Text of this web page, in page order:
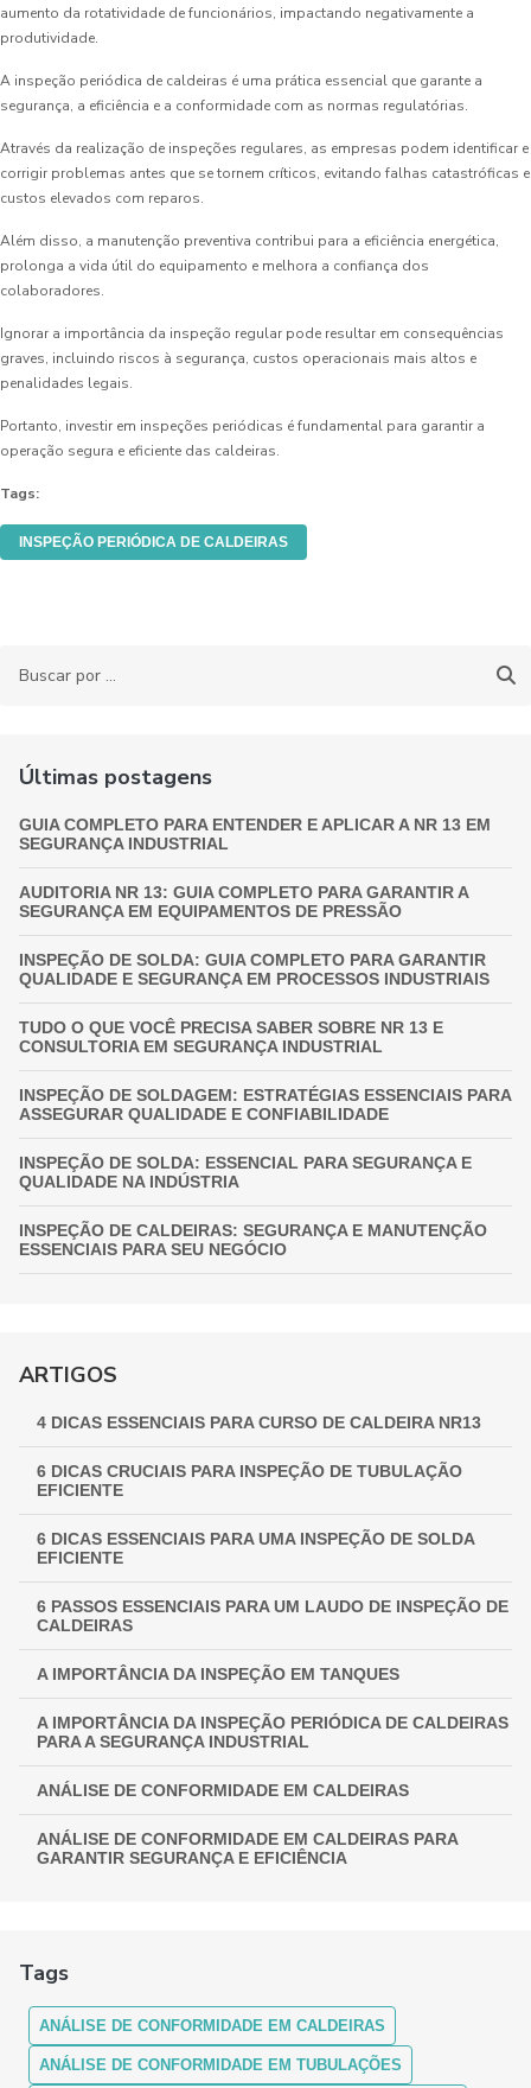
aumento da rotatividade de funcionários, impactando negativamente a
produtividade.
A inspeção periódica de caldeiras é uma prática essencial que garante a
segurança, a eficiência e a conformidade com as normas regulatórias.
Através da realização de inspeções regulares, as empresas podem identificar e
corrigir problemas antes que se tornem críticos, evitando falhas catastróficas e
custos elevados com reparos.
Além disso, a manutenção preventiva contribui para a eficiência energética,
prolonga a vida útil do equipamento e melhora a confiança dos
colaboradores.
Ignorar a importância da inspeção regular pode resultar em consequências
graves, incluindo riscos à segurança, custos operacionais mais altos e
penalidades legais.
Portanto, investir em inspeções periódicas é fundamental para garantir a
operação segura e eficiente das caldeiras.
Tags:
INSPEÇÃO PERIÓDICA DE CALDEIRAS
Últimas postagens
GUIA COMPLETO PARA ENTENDER E APLICAR A NR 13 EM
SEGURANÇA INDUSTRIAL
AUDITORIA NR 13: GUIA COMPLETO PARA GARANTIR A
SEGURANÇA EM EQUIPAMENTOS DE PRESSÃO
INSPEÇÃO DE SOLDA: GUIA COMPLETO PARA GARANTIR
QUALIDADE E SEGURANÇA EM PROCESSOS INDUSTRIAIS
TUDO O QUE VOCÊ PRECISA SABER SOBRE NR 13 E
CONSULTORIA EM SEGURANÇA INDUSTRIAL
INSPEÇÃO DE SOLDAGEM: ESTRATÉGIAS ESSENCIAIS PARA
ASSEGURAR QUALIDADE E CONFIABILIDADE
INSPEÇÃO DE SOLDA: ESSENCIAL PARA SEGURANÇA E
QUALIDADE NA INDÚSTRIA
INSPEÇÃO DE CALDEIRAS: SEGURANÇA E MANUTENÇÃO
ESSENCIAIS PARA SEU NEGÓCIO
GUIA COMPLETO DE INSPEÇÃO DE VASOS DE PRESSÃO:
GARANTINDO SEGURANÇA E CONFORMIDADE
INSPEÇÃO NR 13: GARANTINDO SEGURANÇA E
CONFORMIDADE EM EQUIPAMENTOS INDUSTRIAIS
ARTIGOS
4 DICAS ESSENCIAIS PARA CURSO DE CALDEIRA NR13
6 DICAS CRUCIAIS PARA INSPEÇÃO DE TUBULAÇÃO
EFICIENTE
6 DICAS ESSENCIAIS PARA UMA INSPEÇÃO DE SOLDA
EFICIENTE
6 PASSOS ESSENCIAIS PARA UM LAUDO DE INSPEÇÃO DE
CALDEIRAS
A IMPORTÂNCIA DA INSPEÇÃO EM TANQUES
A IMPORTÂNCIA DA INSPEÇÃO PERIÓDICA DE CALDEIRAS
PARA A SEGURANÇA INDUSTRIAL
ANÁLISE DE CONFORMIDADE EM CALDEIRAS
ANÁLISE DE CONFORMIDADE EM CALDEIRAS PARA
GARANTIR SEGURANÇA E EFICIÊNCIA
ANÁLISE DE CONFORMIDADE EM CALDEIRAS: COMO
ANÁLISE DE CONFORMIDADE EM CALDEIRAS: ENTENDA A
IMPORTÂNCIA E OS PROCEDIMENTOS
Tags
ANÁLISE DE CONFORMIDADE EM CALDEIRAS
ANÁLISE DE CONFORMIDADE EM TUBULAÇÕES